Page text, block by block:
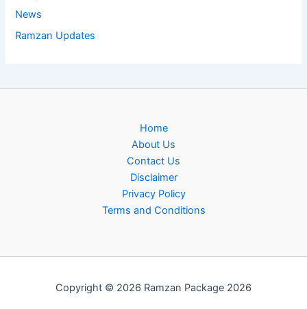
News
Ramzan Updates
Home
About Us
Contact Us
Disclaimer
Privacy Policy
Terms and Conditions
Copyright © 2026 Ramzan Package 2026